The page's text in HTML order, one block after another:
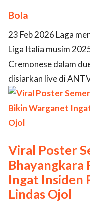
Bola
23 Feb 2026 Laga
Liga Italia musim
Cremonese dalam
disiarkan live di
Viral Poster
Bhayangkara
Ingat Insiden
Lindas Ojol